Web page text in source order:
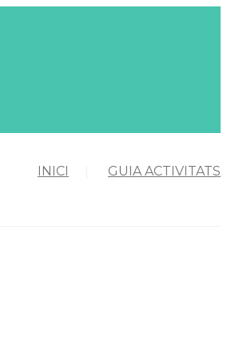
INICI GUIA ACTIVITATS